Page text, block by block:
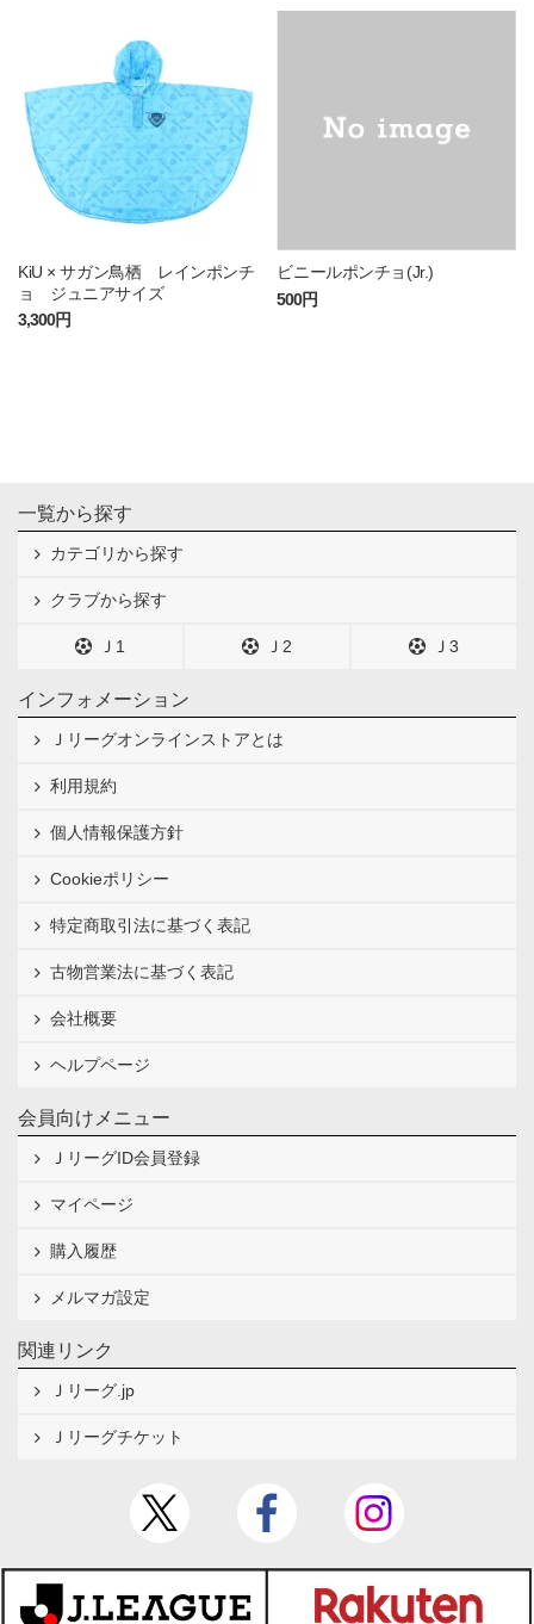
KiU × サガン鳥栖 レインポンチ
ョ ジュニアサイズ
3,300円
ビニールポンチョ(Jr.)
500円
一覧から探す
カテゴリから探す
クラブから探す
Ｊ1 Ｊ2 Ｊ3
インフォメーション
Ｊリーグオンラインストアとは
利用規約
個人情報保護方針
Cookieポリシー
特定商取引法に基づく表記
古物営業法に基づく表記
会社概要
ヘルプページ
会員向けメニュー
ＪリーグID会員登録
マイページ
購入履歴
メルマガ設定
関連リンク
Ｊリーグ.jp
Ｊリーグチケット